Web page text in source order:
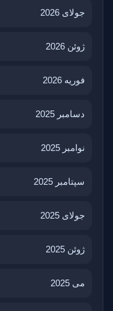
جولای 2026
ژوئن 2026
فوریه 2026
دسامبر 2025
نوامبر 2025
سپتامبر 2025
جولای 2025
ژوئن 2025
می 2025